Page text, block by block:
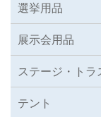
選挙用品
展示会用品
ステージ・トラ
テント